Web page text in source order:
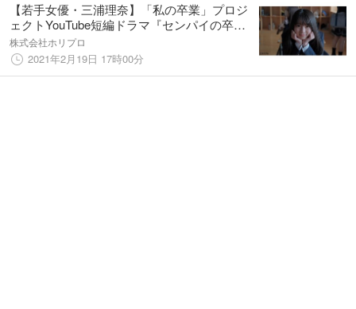
【若手女優・三浦理奈】「私の卒業」プロジ
ェクトYouTube短編ドラマ『センパイの卒業
式』で初主演！
株式会社ホリプロ
2021年2月19日 17時00分